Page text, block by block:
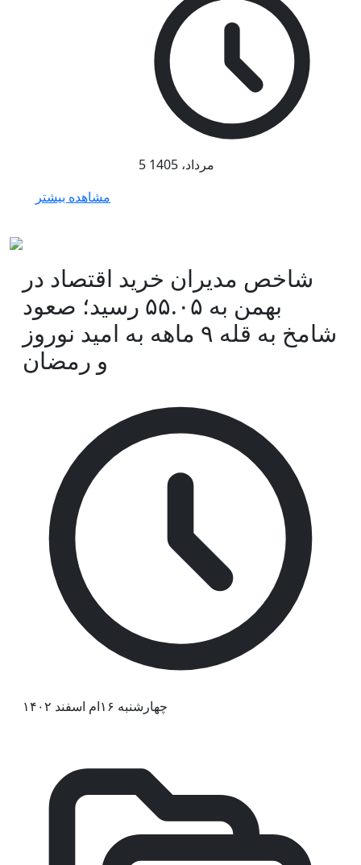
5 مرداد، 1405
مشاهده بیشتر
شاخص مدیران خرید اقتصاد در
بهمن به ۵۵.۰۵ رسید؛ صعود
شامخ به قله ۹ ماهه به امید نوروز
و رمضان
چهارشنبه ۱۶ام اسفند ۱۴۰۲